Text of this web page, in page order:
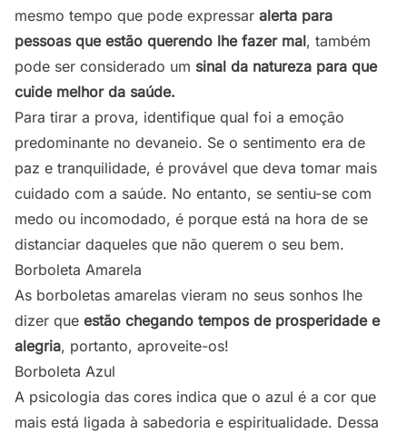
mesmo tempo que pode expressar alerta para
pessoas que estão querendo lhe fazer mal, também
pode ser considerado um sinal da natureza para que
cuide melhor da saúde.
Para tirar a prova, identifique qual foi a emoção
predominante no devaneio. Se o sentimento era de
paz e tranquilidade, é provável que deva tomar mais
cuidado com a saúde. No entanto, se sentiu-se com
medo ou incomodado, é porque está na hora de se
distanciar daqueles que não querem o seu bem.
Borboleta Amarela
As borboletas amarelas vieram no seus sonhos lhe
dizer que estão chegando tempos de prosperidade e
alegria, portanto, aproveite-os!
Borboleta Azul
A psicologia das cores indica que o azul é a cor que
mais está ligada à sabedoria e espiritualidade. Dessa